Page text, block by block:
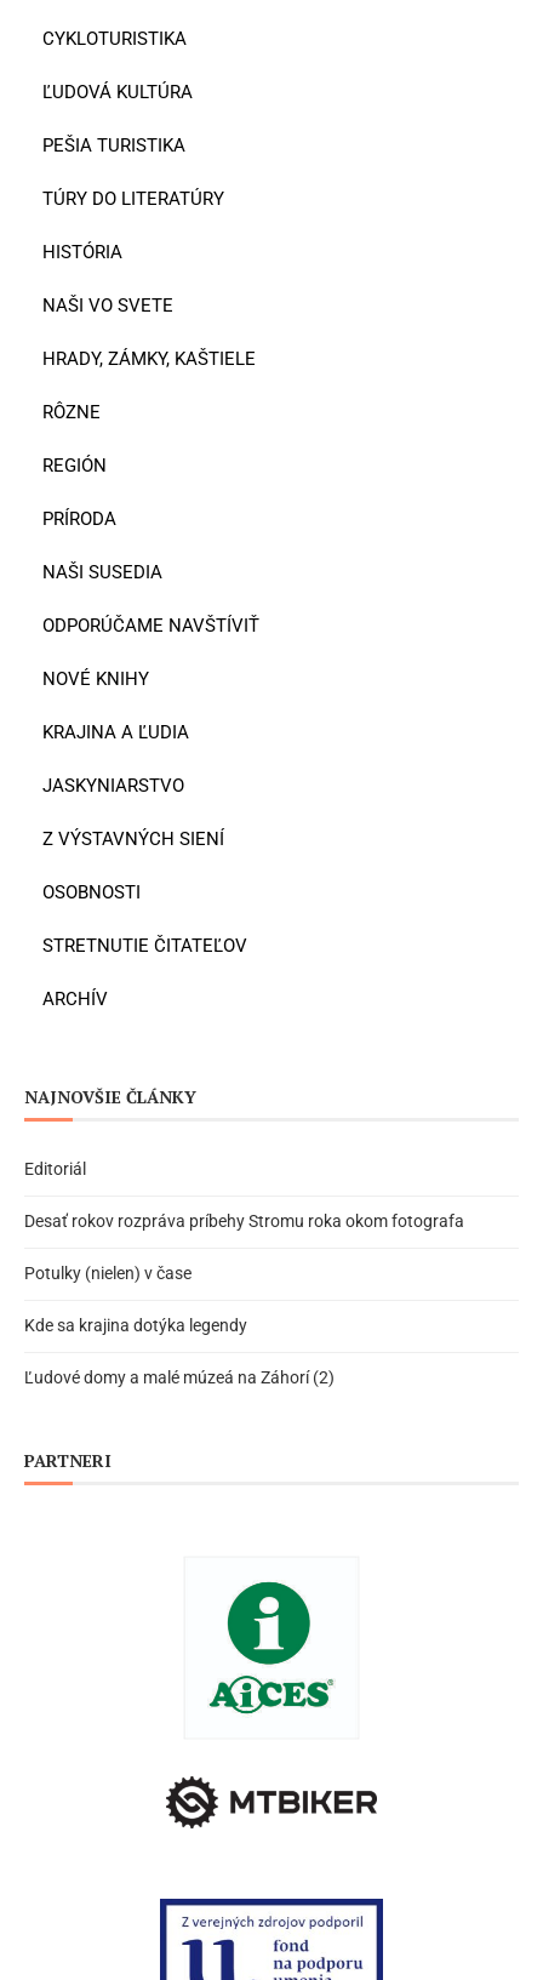
CYKLOTURISTIKA
ĽUDOVÁ KULTÚRA
PEŠIA TURISTIKA
TÚRY DO LITERATÚRY
HISTÓRIA
NAŠI VO SVETE
HRADY, ZÁMKY, KAŠTIELE
RÔZNE
REGIÓN
PRÍRODA
NAŠI SUSEDIA
ODPORÚČAME NAVŠTÍVIŤ
NOVÉ KNIHY
KRAJINA A ĽUDIA
JASKYNIARSTVO
Z VÝSTAVNÝCH SIENÍ
OSOBNOSTI
STRETNUTIE ČITATEĽOV
ARCHÍV
NAJNOVŠIE ČLÁNKY
Editoriál
Desať rokov rozpráva príbehy Stromu roka okom fotografa
Potulky (nielen) v čase
Kde sa krajina dotýka legendy
Ľudové domy a malé múzeá na Záhorí (2)
PARTNERI